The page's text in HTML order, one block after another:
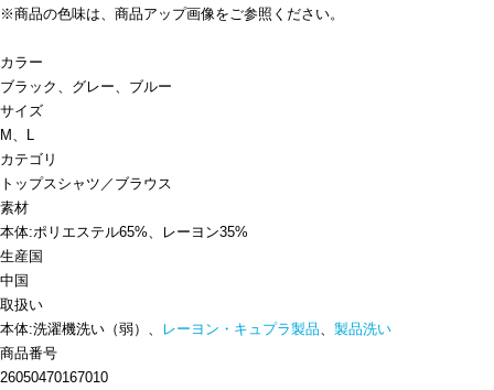
※商品の色味は、商品アップ画像をご参照ください。
カラー
ブラック、グレー、ブルー
サイズ
M、L
カテゴリ
トップスシャツ／ブラウス
素材
本体:ポリエステル65%、レーヨン35%
生産国
中国
取扱い
本体:洗濯機洗い（弱）、
レーヨン・キュプラ製品、 製品洗い
商品番号
26050470167010